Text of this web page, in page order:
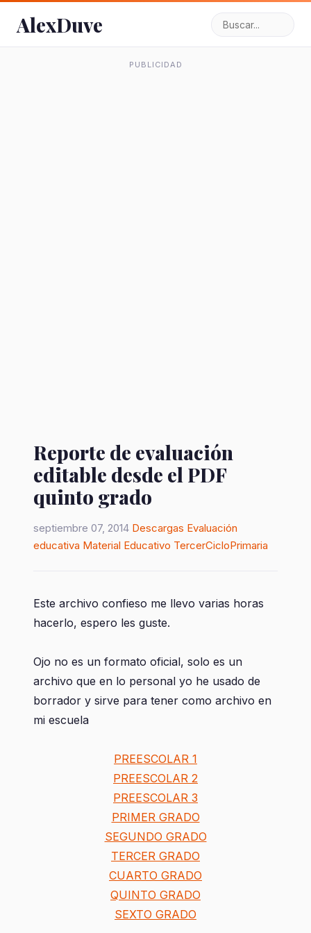
AlexDuve
PUBLICIDAD
Reporte de evaluación
editable desde el PDF
quinto grado
septiembre 07, 2014 Descargas Evaluación
educativa Material Educativo TercerCicloPrimaria
Este archivo confieso me llevo varias horas
hacerlo, espero les guste.
Ojo no es un formato oficial, solo es un
archivo que en lo personal yo he usado de
borrador y sirve para tener como archivo en
mi escuela
PREESCOLAR 1
PREESCOLAR 2
PREESCOLAR 3
PRIMER GRADO
SEGUNDO GRADO
TERCER GRADO
CUARTO GRADO
QUINTO GRADO
SEXTO GRADO